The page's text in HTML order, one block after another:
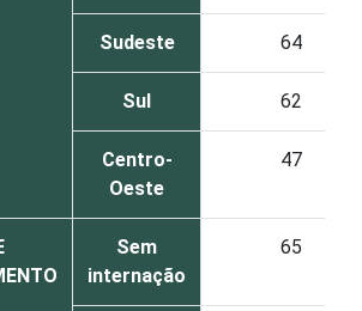
Sudeste 64
Sul 62
Centro-
Oeste
47
Sem
internação
65